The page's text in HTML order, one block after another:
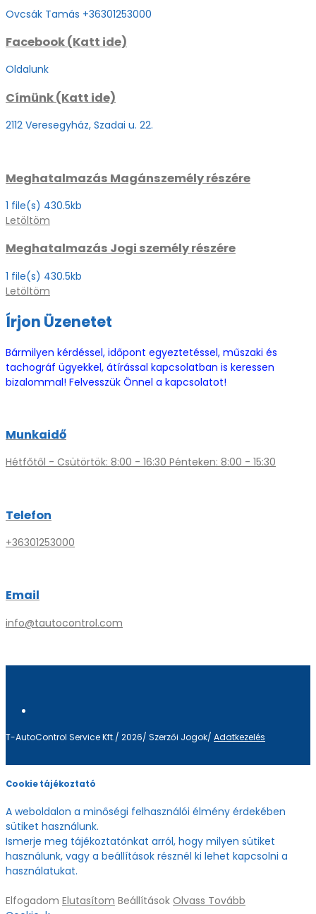
Ovcsák Tamás +36301253000
Facebook (Katt ide)
Oldalunk
Címünk (Katt ide)
2112 Veresegyház, Szadai u. 22.
Meghatalmazás Magánszemély részére
1 file(s) 430.5kb
Letöltöm
Meghatalmazás Jogi személy részére
1 file(s) 430.5kb
Letöltöm
Írjon Üzenetet
Bármilyen kérdéssel, időpont egyeztetéssel, műszaki és
tachográf ügyekkel, átírással kapcsolatban is keressen
bizalommal! Felvesszük Önnel a kapcsolatot!
Munkaidő
Hétfőtől - Csütörtök: 8:00 - 16:30 Pénteken: 8:00 - 15:30
Telefon
+36301253000
Email
info@tautocontrol.com
T-AutoControl Service Kft./ 2026/ Szerzői Jogok/ Adatkezelés
Cookie tájékoztató
A weboldalon a minőségi felhasználói élmény érdekében
sütiket használunk.
Ismerje meg tájékoztatónkat arról, hogy milyen sütiket
használunk, vagy a beállítások résznél ki lehet kapcsolni a
használatukat.
Elfogadom Elutasítom Beállítások Olvass Tovább